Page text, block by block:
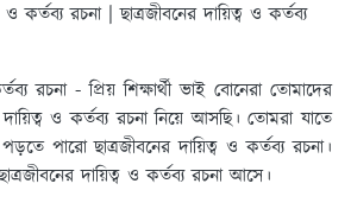
ও কর্তব্য রচনা | ছাত্রজীবনের দায়িত্ব ও কর্তব্য
রচনা- প্রিয় শিক্ষার্থী ভাই বোনেরা তোমাদের
ও কর্তব্য রচনা নিয়ে আসছি। তোমরা যাতে
পারো ছাত্রজীবনের দায়িত্ব ও কর্তব্য রচনা।
দায়িত্ব ও কর্তব্য রচনা আসে।